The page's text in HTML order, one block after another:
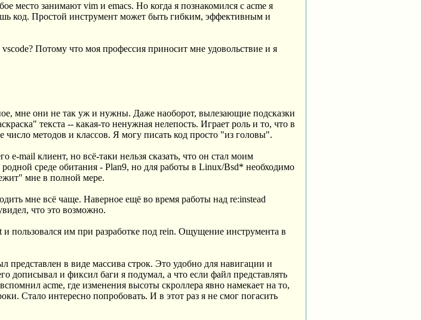
место занимают vim и emacs. Но когда я познакомился с acme я
код. Простой инструмент может быть гибким, эффективным и
Потому что моя профессия приносит мне удовольствие и я
мне они не так уж и нужны. Даже наоборот, вылезающие подсказки
текста -- какая-то ненужная нелепость. Играет роль и то, что в
методов и классов. Я могу писать код просто "из головы".
e-mail клиент, но всё-таки нельзя сказать, что он стал моим
среде обитания - Plan9, но для работы в Linux/Bsd* необходимо
мне в полной мере.
мне всё чаще. Наверное ещё во время работы над re:instead
что это возможно.
пользовался им при разработке под rein. Ощущение инструмента в
в виде массива строк. Это удобно для навигации и
дописывал и фиксил баги я подумал, а что если файл представлять
acme, где изменения высоты скроллера явно намекает на то,
Стало интересно попробовать. И в этот раз я не смог погасить